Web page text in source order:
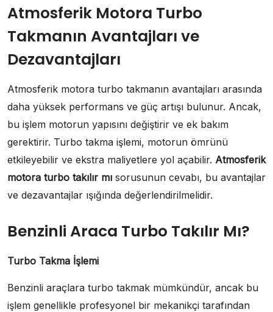
Atmosferik Motora Turbo
Takmanın Avantajları ve
Dezavantajları
Atmosferik motora turbo takmanın avantajları arasında
daha yüksek performans ve güç artışı bulunur. Ancak,
bu işlem motorun yapısını değiştirir ve ek bakım
gerektirir. Turbo takma işlemi, motorun ömrünü
etkileyebilir ve ekstra maliyetlere yol açabilir. Atmosferik
motora turbo takılır mı sorusunun cevabı, bu avantajlar
ve dezavantajlar ışığında değerlendirilmelidir.
Benzinli Araca Turbo Takılır Mı?
Turbo Takma İşlemi
Benzinli araçlara turbo takmak mümkündür, ancak bu
işlem genellikle profesyonel bir mekanikçi tarafından